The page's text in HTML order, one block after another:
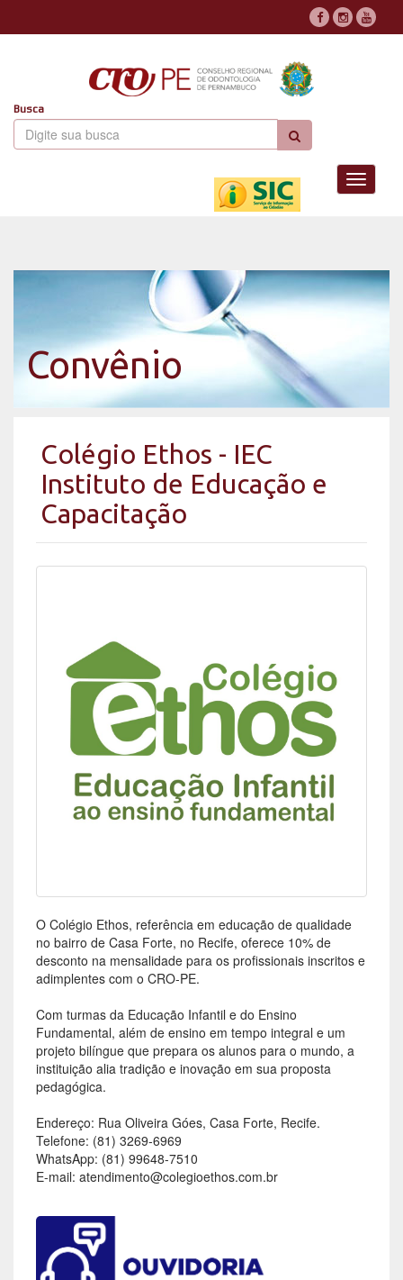
Busca
Toggle
Convênio
Colégio Ethos - IEC
Instituto de Educação e
Capacitação
O Colégio Ethos, referência em educação de qualidade
no bairro de Casa Forte, no Recife, oferece 10% de
desconto na mensalidade para os profissionais inscritos e
adimplentes com o CRO-PE.
Com turmas da Educação Infantil e do Ensino
Fundamental, além de ensino em tempo integral e um
projeto bilíngue que prepara os alunos para o mundo, a
instituição alia tradição e inovação em sua proposta
pedagógica.
Endereço: Rua Oliveira Góes, Casa Forte, Recife.
Telefone: (81) 3269-6969
WhatsApp: (81) 99648-7510
E-mail: atendimento@colegioethos.com.br